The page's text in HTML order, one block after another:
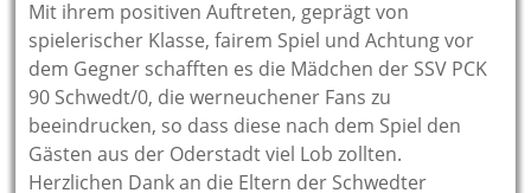
Mit ihrem positiven Auftreten, geprägt von
spielerischer Klasse, fairem Spiel und Achtung vor
dem Gegner schafften es die Mädchen der SSV PCK
90 Schwedt/0, die werneuchener Fans zu
beeindrucken, so dass diese nach dem Spiel den
Gästen aus der Oderstadt viel Lob zollten.
Herzlichen Dank an die Eltern der Schwedter